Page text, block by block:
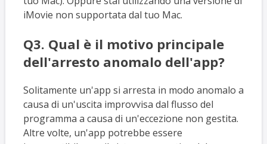
iMovie non supportata dal tuo Mac.
Q3. Qual è il motivo principale
dell'arresto anomalo dell'app?
Solitamente un'app si arresta in modo anomalo a
causa di un'uscita improvvisa dal flusso del
programma a causa di un'eccezione non gestita.
Altre volte, un'app potrebbe essere